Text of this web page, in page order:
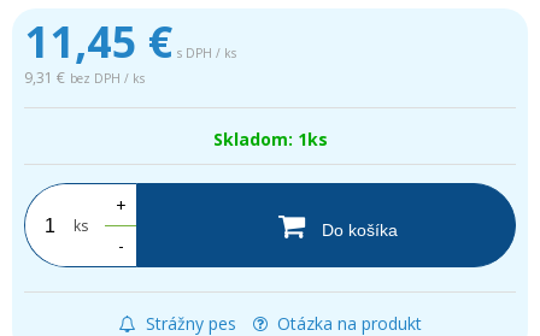
11,45 € s DPH / ks
9,31 € bez DPH / ks
Skladom: 1ks
ks
+
-
Do košíka
Strážny pes Otázka na produkt